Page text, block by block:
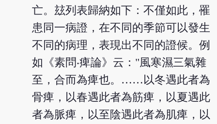
亡。玆列表歸納如下：不僅如此，罹
患同一病證，在不同的季節可以發生
不同的病理，表現出不同的證候。例
如《素問‧痺論》云："風寒濕三氣雜
至，合而為痺也。……以冬遇此者為
骨痺，以春遇此者為筋痺，以夏遇此
者為脈痺，以至陰遇此者為肌痺，以